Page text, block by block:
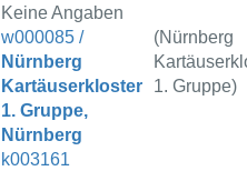
Keine Angaben
w000085 /
Nürnberg
Kartäuserkloster
1. Gruppe,
Nürnberg
(Nürnberg
1. Gruppe)
k003161